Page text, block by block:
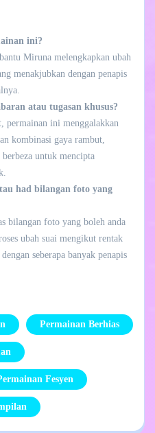
ini?
Miruna melengkapkan ubah
menakjubkan dengan penapis
atau tugasan khusus?
permainan ini menggalakkan
kombinasi gaya rambut,
untuk mencipta
had bilangan foto yang
bilangan foto yang boleh anda
ubah suai mengikut rentak
seberapa banyak penapis
Permainan Berhias
Fesyen